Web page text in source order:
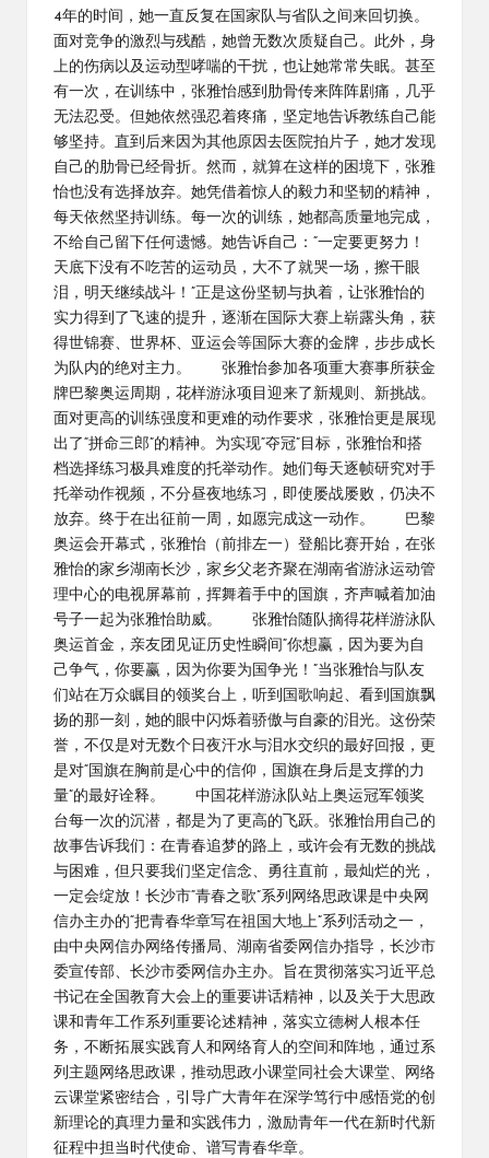
4年的时间，她一直反复在国家队与省队之间来回切换。
面对竞争的激烈与残酷，她曾无数次质疑自己。此外，身
上的伤病以及运动型哮喘的干扰，也让她常常失眠。甚至
有一次，在训练中，张雅怡感到肋骨传来阵阵剧痛，几乎
无法忍受。但她依然强忍着疼痛，坚定地告诉教练自己能
够坚持。直到后来因为其他原因去医院拍片子，她才发现
自己的肋骨已经骨折。然而，就算在这样的困境下，张雅
怡也没有选择放弃。她凭借着惊人的毅力和坚韧的精神，
每天依然坚持训练。每一次的训练，她都高质量地完成，
不给自己留下任何遗憾。她告诉自己：“一定要更努力！
天底下没有不吃苦的运动员，大不了就哭一场，擦干眼
泪，明天继续战斗！”正是这份坚韧与执着，让张雅怡的
实力得到了飞速的提升，逐渐在国际大赛上崭露头角，获
得世锦赛、世界杯、亚运会等国际大赛的金牌，步步成长
为队内的绝对主力。 张雅怡参加各项重大赛事所获金
牌巴黎奥运周期，花样游泳项目迎来了新规则、新挑战。
面对更高的训练强度和更难的动作要求，张雅怡更是展现
出了“拼命三郎”的精神。为实现“夺冠”目标，张雅怡和搭
档选择练习极具难度的托举动作。她们每天逐帧研究对手
托举动作视频，不分昼夜地练习，即使屡战屡败，仍决不
放弃。终于在出征前一周，如愿完成这一动作。 巴黎
奥运会开幕式，张雅怡（前排左一）登船比赛开始，在张
雅怡的家乡湖南长沙，家乡父老齐聚在湖南省游泳运动管
理中心的电视屏幕前，挥舞着手中的国旗，齐声喊着加油
号子一起为张雅怡助威。 张雅怡随队摘得花样游泳队
奥运首金，亲友团见证历史性瞬间“你想赢，因为要为自
己争气，你要赢，因为你要为国争光！”当张雅怡与队友
们站在万众瞩目的领奖台上，听到国歌响起、看到国旗飘
扬的那一刻，她的眼中闪烁着骄傲与自豪的泪光。这份荣
誉，不仅是对无数个日夜汗水与泪水交织的最好回报，更
是对“国旗在胸前是心中的信仰，国旗在身后是支撑的力
量”的最好诠释。 中国花样游泳队站上奥运冠军领奖
台每一次的沉潜，都是为了更高的飞跃。张雅怡用自己的
故事告诉我们：在青春追梦的路上，或许会有无数的挑战
与困难，但只要我们坚定信念、勇往直前，最灿烂的光，
一定会绽放！长沙市“青春之歌”系列网络思政课是中央网
信办主办的“把青春华章写在祖国大地上”系列活动之一，
由中央网信办网络传播局、湖南省委网信办指导，长沙市
委宣传部、长沙市委网信办主办。旨在贯彻落实习近平总
书记在全国教育大会上的重要讲话精神，以及关于大思政
课和青年工作系列重要论述精神，落实立德树人根本任
务，不断拓展实践育人和网络育人的空间和阵地，通过系
列主题网络思政课，推动思政小课堂同社会大课堂、网络
云课堂紧密结合，引导广大青年在深学笃行中感悟党的创
新理论的真理力量和实践伟力，激励青年一代在新时代新
征程中担当时代使命、谱写青春华章。